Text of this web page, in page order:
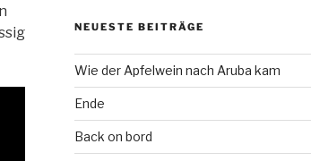
NEUESTE BEITRÄGE
Wie der Apfelwein nach Aruba kam
Ende
Back on bord